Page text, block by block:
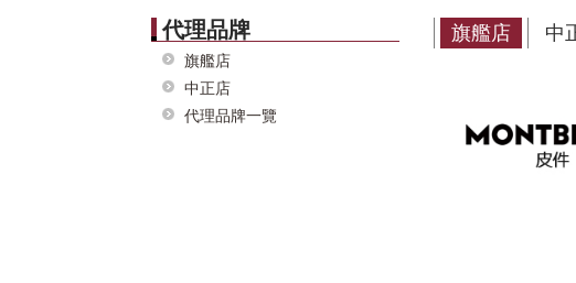
代理品牌
旗艦店
中正店
代理品牌一覽
旗艦店 中